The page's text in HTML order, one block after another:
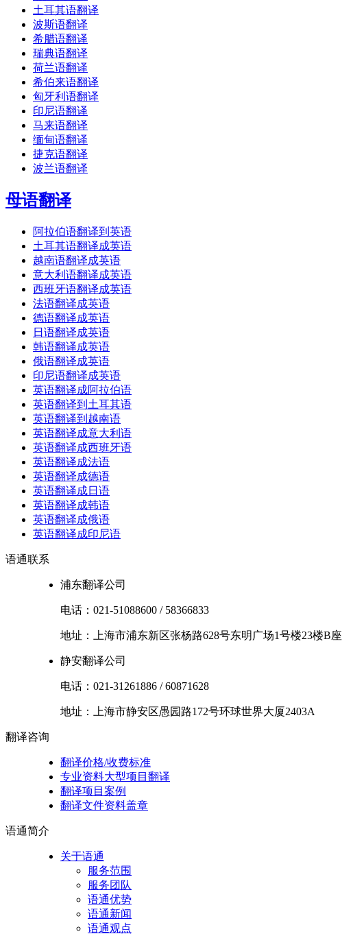
土耳其语翻译
波斯语翻译
希腊语翻译
瑞典语翻译
荷兰语翻译
希伯来语翻译
匈牙利语翻译
印尼语翻译
马来语翻译
缅甸语翻译
捷克语翻译
波兰语翻译
母语翻译
阿拉伯语翻译到英语
土耳其语翻译成英语
越南语翻译成英语
意大利语翻译成英语
西班牙语翻译成英语
法语翻译成英语
德语翻译成英语
日语翻译成英语
韩语翻译成英语
俄语翻译成英语
印尼语翻译成英语
英语翻译成阿拉伯语
英语翻译到土耳其语
英语翻译到越南语
英语翻译成意大利语
英语翻译成西班牙语
英语翻译成法语
英语翻译成德语
英语翻译成日语
英语翻译成韩语
英语翻译成俄语
英语翻译成印尼语
语通联系
浦东翻译公司
电话： 021-51088600 / 58366833
地址： 上海市浦东新区张杨路628号东明广场1号楼23楼B座
静安翻译公司
电话： 021-31261886 /60871628
地址： 上海市静安区愚园路172号环球世界大厦2403A
翻译咨询
翻译价格/收费标准
专业资料大型项目翻译
翻译项目案例
翻译文件资料盖章
语通简介
关于语通
服务范围
服务团队
语通优势
语通新闻
语通观点